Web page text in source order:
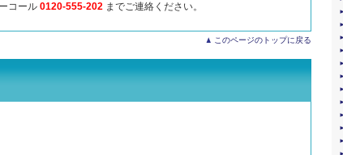
コール 0120-555-202 までご連絡ください。
このページのトップに戻る